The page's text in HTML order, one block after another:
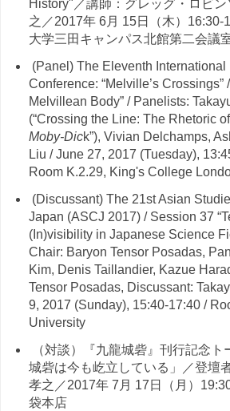
History"／講師：グレッグ・ロビ
之／2017年 6月 15日（木）16:30-
大学三田キャンパス北館第二会議
(Panel) The Eleventh
Conference: “Melville’s Crossings”
Melvillean Body” / Panelists:
(“Crossing the Line: The Rhetoric
Moby-Dick”), Vivian Delchamps,
Liu / June 27, 2017 (Tuesday),
Room K.2.29, King's College
(Discussant) The 21st Asian
Japan (ASCJ 2017) / Session 37
(In)visibility in Japanese Science
Chair: Baryon Tensor Posadas,
Kim, Denis Taillandier, Kazue
Tensor Posadas, Discussant:
9, 2017 (Sunday), 15:40-17:40 /
University
（対談）『九龍城砦』刊行記念ト
城砦は今も屹立している」／登壇
孝之／2017年 7月 17日（月）
袋本店